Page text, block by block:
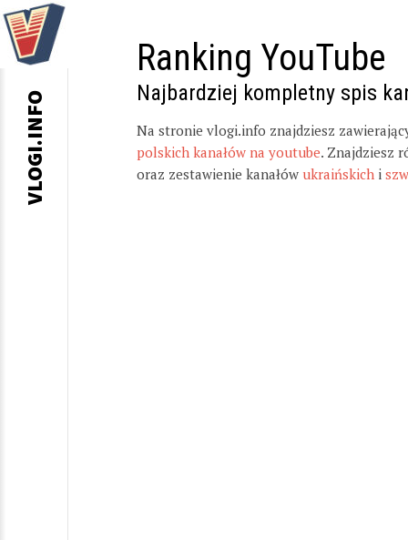
Ranking YouTube
Najbardziej kompletny spis
Na stronie vlogi.info znajdziesz
polskich kanałów na youtube. Znajdziesz
oraz zestawienie kanałów ukraińskich i
VLOGI.INFO